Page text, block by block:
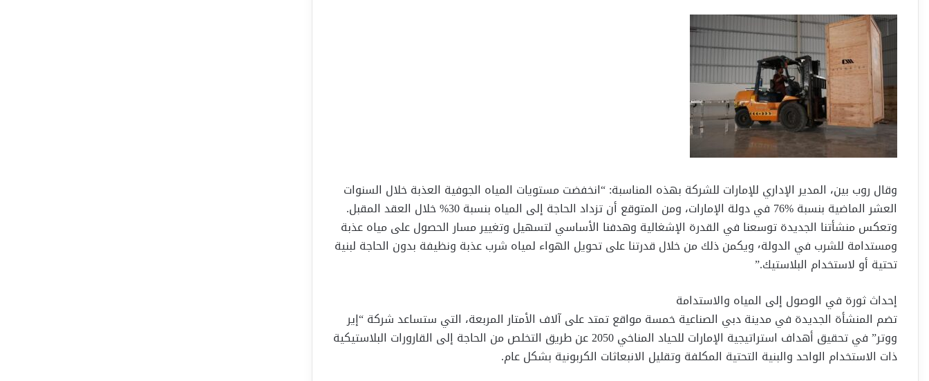
وقال روب بين، المدير الإداري للإمارات للشركة بهذه المناسبة: “انخفضت مستويات المياه الجوفية العذبة خلال السنوات
العشر الماضية بنسبة %76 في دولة الإمارات، ومن المتوقع أن تزداد الحاجة إلى المياه بنسبة 30% خلال العقد المقبل.
وتعكس منشأتنا الجديدة توسعنا في القدرة الإشغالية وهدفنا الأساسي لتسهيل وتغيير مسار الحصول على مياه عذبة
ومستدامة للشرب في الدولة٬ ويكمن ذلك من خلال قدرتنا على تحويل الهواء لمياه شرب عذبة ونظيفة بدون الحاجة لبنية
تحتية أو لاستخدام البلاستيك.”
إحداث ثورة في الوصول إلى المياه والاستدامة
تضم المنشأة الجديدة في مدينة دبي الصناعية خمسة مواقع تمتد على آلاف الأمتار المربعة، التي ستساعد شركة “إير
ووتر” في تحقيق أهداف استراتيجية الإمارات للحياد المناخي 2050 عن طريق التخلص من الحاجة إلى القارورات البلاستيكية
ذات الاستخدام الواحد والبنية التحتية المكلفة وتقليل الانبعاثات الكربونية بشكل عام.